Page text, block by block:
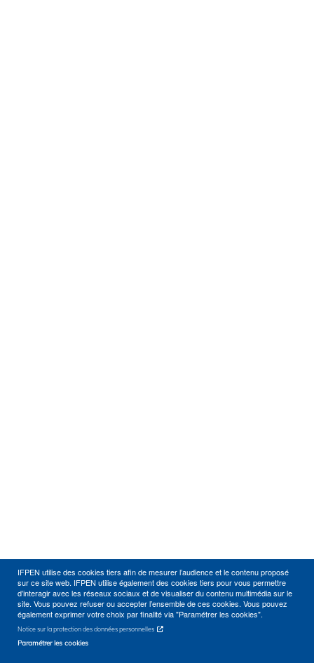
IFPEN utilise des cookies tiers afin de mesurer l’audience et le contenu proposé
sur ce site web. IFPEN utilise également des cookies tiers pour vous permettre
d’interagir avec les réseaux sociaux et de visualiser du contenu multimédia sur le
site. Vous pouvez refuser ou accepter l’ensemble de ces cookies. Vous pouvez
également exprimer votre choix par finalité via "Paramétrer les cookies".
Notice sur la protection des données personnelles
Paramétrer les cookies